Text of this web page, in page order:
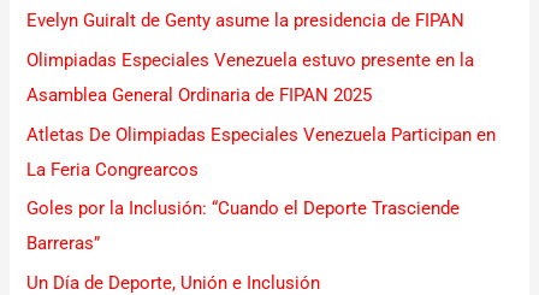
p
o
r
:
Evelyn Guiralt de Genty asume la presidencia de FIPAN
Olimpiadas Especiales Venezuela estuvo presente en la
Asamblea General Ordinaria de FIPAN 2025
Atletas De Olimpiadas Especiales Venezuela Participan en
La Feria Congrearcos
Goles por la Inclusión: “Cuando el Deporte Trasciende
Barreras”
Un Día de Deporte, Unión e Inclusión